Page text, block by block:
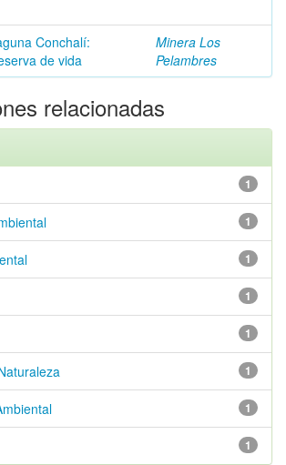
Conchalí:
de vida
Minera Los
Pelambres
relacionadas
1
1
1
1
1
1
1
1